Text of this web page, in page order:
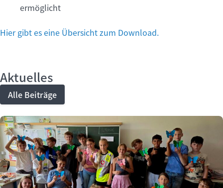
ermöglicht
Hier gibt es eine Übersicht zum Download.
Aktuelles
Alle Beiträge